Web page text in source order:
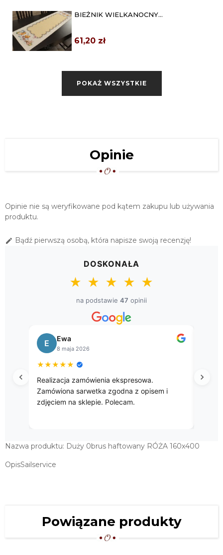
BIEŻNIK WIELKANOCNY
61,20 zł
61,20 zł
GOBELIN "GWIAZDA...
75,65 zł
135X180 "GAŁĄZKI"
140X240
159,20 zł
ŚWIĄTECZNY OBRUS GOBELINOWY
POKAŻ WSZYSTKIE
Opinie
Opinie nie są weryfikowane pod kątem zakupu lub używania
produktu.
 Bądź pierwszą osobą, która napisze swoją recenzję!
DOSKONAŁA
★ ★ ★ ★ ★
na podstawie 47 opinii
E Ewa
8 maja 2026
★★★★★
Realizacja zamówienia ekspresowa.
Zamówiona sarwetka zgodna z opisem i
zdjęciem na sklepie. Polecam.
Nazwa produktu: Duży 0brus haftowany RÓŻA 160x400
OpisSailservice
Powiązane produkty